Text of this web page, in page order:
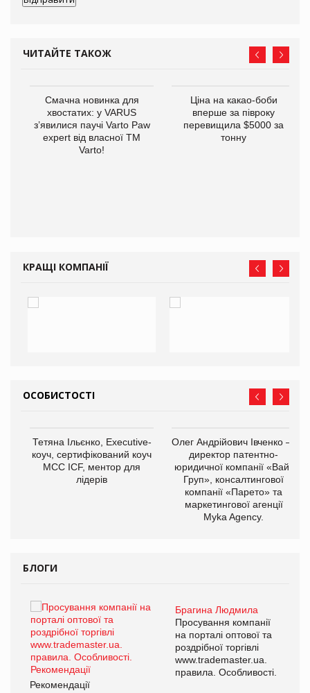
ЧИТАЙТЕ ТАКОЖ
Смачна новинка для
хвостатих: у VARUS
з’явилися паучі Varto Paw
expert від власної ТМ
Varto!
Ціна на какао-боби
вперше за півроку
перевищила $5000 за
тонну
КРАЩІ КОМПАНІЇ
ОСОБИСТОСТІ
Тетяна Ільєнко, Executive-
коуч, сертифікований коуч
МСС ICF, ментор для
лідерів
Олег Андрійович Івченко —
директор патентно-
юридичної компанії «Вайз
Груп», консалтингової
компанії «Парето» та
маркетингової агенції
Myka Agency.
БЛОГИ
Брагина Людмила
Просування компанії
на порталі оптової та
роздрібної торгівлі
www.trademaster.ua.
правила. Особливості.
Рекомендації